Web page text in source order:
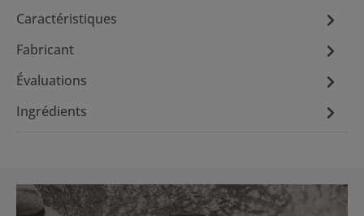
Caractéristiques
Fabricant
Évaluations
Ingrédients